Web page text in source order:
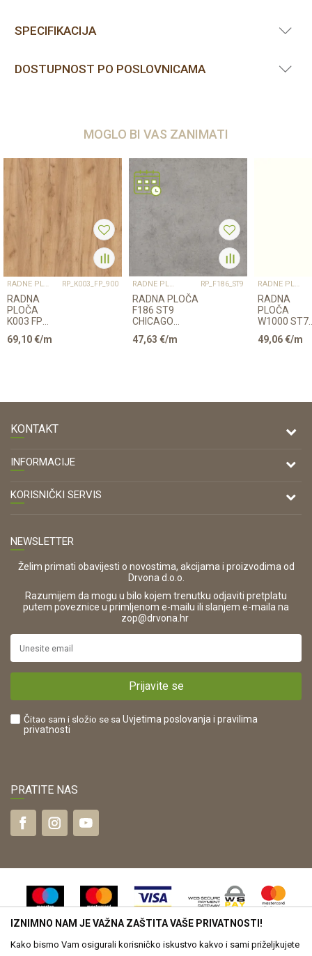
SPECIFIKACIJA
DOSTUPNOST PO POSLOVNICAMA
MOGLO BI VAS ZANIMATI
RADNE PLOČE RP_K003_FP_900
RADNA
PLOČA
K003 FP
GOLD
69,10€/m
RADNE PLOČE RP_F186_ST9
RADNA PLOČA
F186 ST9
CHICAGO
SVIJETLO SIVA
47,63 €/m
RADNE PLOČE
RADNA
PLOČA
W1000
BIJELA
49,06€/m
KONTAKT
DRVONA D.O.O.
Antuna Mihanovića 7,
47000 Karlovac
OIB:
42821181683
16280
https://www.drvona.hr/
POREZNI BROJ:
INFORMACIJE
O nama
KORISNIČKI SERVIS
Zaštita privatnosti i osobnih podataka
Korištenje kolačića
Pravo na odustajanje i jednostrani raskid ugovora
Reklamacije
Plaćanje karticama
Što dobivam registracijom?
NEWSLETTER
Želim primati obavijesti o novostima, akcijama i proizvodima od
Drvona d.o.o.
Razumijem da mogu u bilo kojem trenutku odjaviti pretplatu
putem poveznice u primljenom e-mailu ili slanjem e-maila na
zop@drvona.hr
Prijavite se
Čitao sam i složio se sa Uvjetima poslovanja i pravilima
privatnosti
PRATITE NAS
IZNIMNO NAM JE VAŽNA ZAŠTITA VAŠE PRIVATNOSTI!
Kako bismo Vam osigurali korisničko iskustvo kakvo i sami priželjkujete